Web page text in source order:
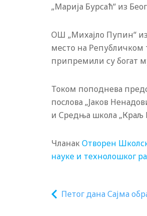
„Марија Бурсаћ“ из
ОШ „Михајло Пупин“ из
место на
припремили су богат
Током поподнева
послова „Јаков
и Средња школа „Краљ
ЧланакОтворен
науке и технолошког
Петог дана Сајма